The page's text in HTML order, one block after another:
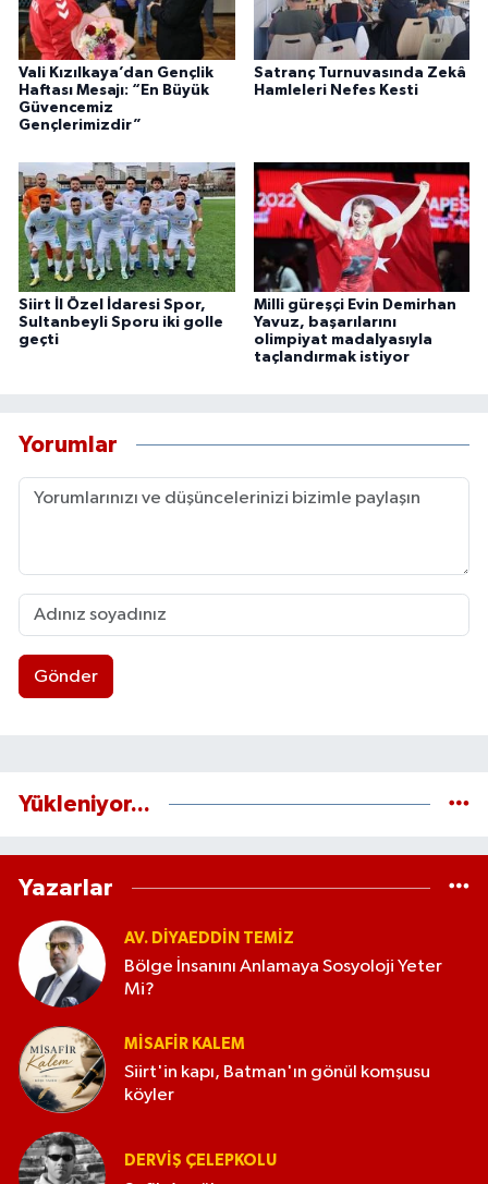
Vali Kızılkaya’dan Gençlik
Haftası Mesajı: “En Büyük
Güvencemiz
Gençlerimizdir”
Satranç Turnuvasında Zekâ
Hamleleri Nefes Kesti
Siirt İl Özel İdaresi Spor,
Sultanbeyli Sporu iki golle
geçti
Milli güreşçi Evin Demirhan
Yavuz, başarılarını
olimpiyat madalyasıyla
taçlandırmak istiyor
Yorumlar
Gönder
Yükleniyor...
Yazarlar
AV. DIYAEDDIN TEMIZ
Bölge İnsanını Anlamaya Sosyoloji Yeter
Mi?
MISAFIR KALEM
Siirt'in kapı, Batman'ın gönül komşusu
köyler
DERVIŞ ÇELEPKOLU